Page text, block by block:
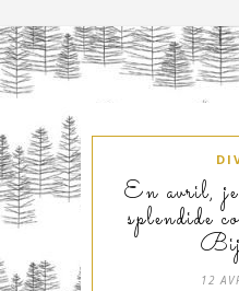
En avril, je
splendide
12